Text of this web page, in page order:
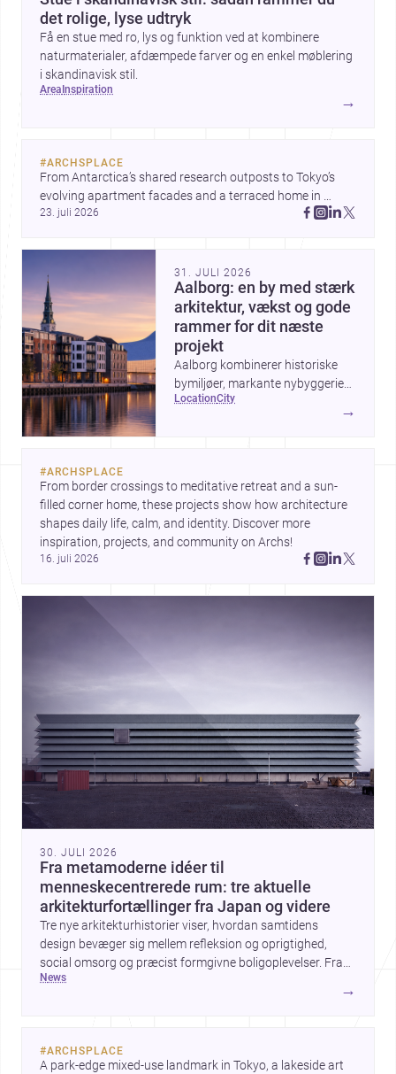
det rolige, lyse udtryk
Få en stue med ro, lys og funktion ved at kombinere
naturmaterialer, afdæmpede farver og en enkel møblering
i skandinavisk stil.
area inspiration
→
#ARCHSPLACE
From Antarctica’s shared research outposts to Tokyo’s
evolving apartment facades and a terraced home in
Amman, these projects show how architecture adapts to
23. juli 2026
31. JULI 2026
Aalborg: en by med stærk
arkitektur, vækst og gode
rammer for dit næste
projekt
Aalborg kombinerer historiske
bymiljøer, markante nybyggerier
og en aktiv udvikling ved
location city
→
#ARCHSPLACE
From border crossings to meditative retreat and a sun-
filled corner home, these projects show how architecture
shapes daily life, calm, and identity. Discover more
inspiration, projects, and community on Archs!
16. juli 2026
30. JULI 2026
Fra metamoderne idéer til
menneskecentrerede rum: tre aktuelle
arkitekturfortællinger fra Japan og videre
Tre nye arkitekturhistorier viser, hvordan samtidens
design bevæger sig mellem refleksion og oprigtighed,
social omsorg og præcist formgivne boligoplevelser. Fra
den teoretiske diskussion om metamodernisme til et
news
→
#ARCHSPLACE
A park-edge mixed-use landmark in Tokyo, a lakeside art